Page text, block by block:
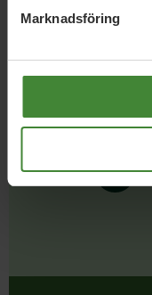
Marknadsföring
Dela
att